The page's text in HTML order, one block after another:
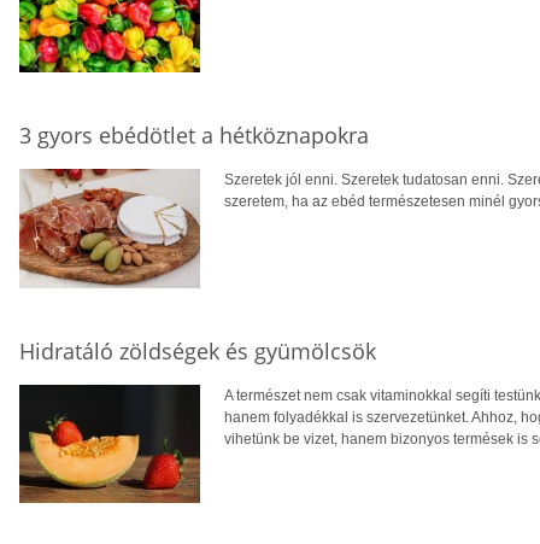
3 gyors ebédötlet a hétköznapokra
Szeretek jól enni. Szeretek tudatosan enni.
szeretem, ha az ebéd természetesen minél
Hidratáló zöldségek és gyümölcsök
A természet nem csak vitaminokkal segíti
hanem folyadékkal is szervezetünket. Ahhoz,
vihetünk be vizet, hanem bizonyos termések is